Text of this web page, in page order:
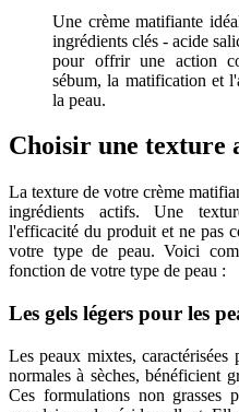
Une crème matifiante
ingrédients clés - acide
pour offrir une action
sébum, la matification et
la peau.
Choisir une texture
La texture de votre crème
ingrédients actifs. Une
l'efficacité du produit et ne pas
votre type de peau. Voici
fonction de votre type de peau :
Les gels légers pour les
Les peaux mixtes,
normales à sèches, bénéficient
Ces formulations non grasses